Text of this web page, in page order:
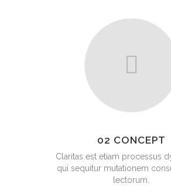
02 CONCEPT
Claritas est etiam processus
qui sequitur mutationem
lectorum.